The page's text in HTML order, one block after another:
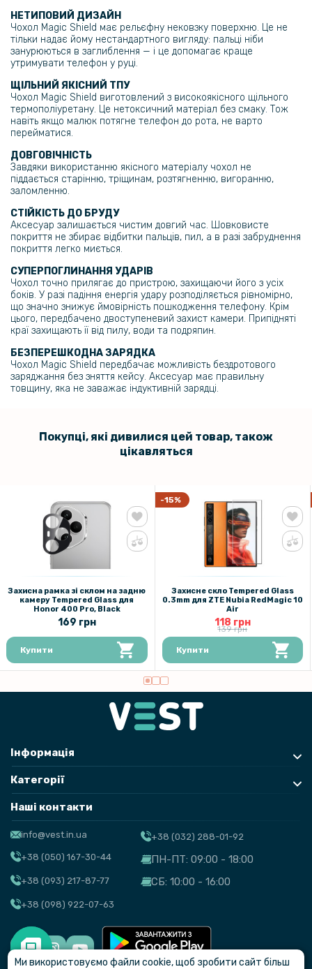
199 грн
Чохол - книжка Skin для Xiaomi Redmi 13 4G / Poco M6 4G
127 грн
149 грн
Захисне скло на об'єктиви камери 3D Tempered Glass для Xiaomi
Redmi 13 4G / Redmi 13 5G / Poco M6 4G, Black
НЕТИПОВИЙ ДИЗАЙН
Чохол Magic Shield має рельєфну нековзку поверхню. Це не
тільки надає йому нестандартного вигляду: пальці ніби
занурюються в заглиблення — і це допомагає краще
утримувати телефон у руці.
ЩІЛЬНИЙ ЯКІСНИЙ ТПУ
Чохол Magic Shield виготовлений з високоякісного щільного
термополіуретану. Це нетоксичний матеріал без смаку. Тож
навіть якщо малюк потягне телефон до рота, не варто
перейматися.
ДОВГОВІЧНІСТЬ
Завдяки використанню якісного матеріалу чохол не
піддається старінню, тріщинам, розтягненню, вигоранню,
заломленню.
СТІЙКІСТЬ ДО БРУДУ
Аксесуар залишається чистим довгий час. Шовковисте
покриття не збирає відбитки пальців, пил, а в разі забруднення
покриття легко миється.
СУПЕРПОГЛИНАННЯ УДАРІВ
Чохол точно прилягає до пристрою, захищаючи його з усіх
боків. У разі падіння енергія удару розподіляється рівномірно,
що значно знижує ймовірність пошкодження телефону. Крім
цього, передбачено двоступеневий захист камери. Припідняті
краї захищають її від пилу, води та подряпин.
БЕЗПЕРЕШКОДНА ЗАРЯДКА
Чохол Magic Shield передбачає можливість бездротового
заряджання без зняття кейсу. Аксесуар має правильну
товщину, яка не заважає індуктивній зарядці.
Покупці, які дивилися цей товар, також
цікавляться
Захисна рамка зі склом на задню
камеру Tempered Glass для
Honor 400 Pro, Black
169 грн
Купити
-15%
Захисне скло Tempered Glass
0.3mm для ZTE Nubia RedMagic 10
Air
118 грн
139 грн
Купити
Інформація
Категорії
Наші контакти
info@vest.in.ua
+38 (050) 167-30-44
+38 (093) 217-87-77
+38 (098) 922-07-63
+38 (032) 288-01-92
ПН-ПТ: 09:00 - 18:00
СБ: 10:00 - 16:00
Ми використовуємо файли cookie, щоб зробити сайт більш